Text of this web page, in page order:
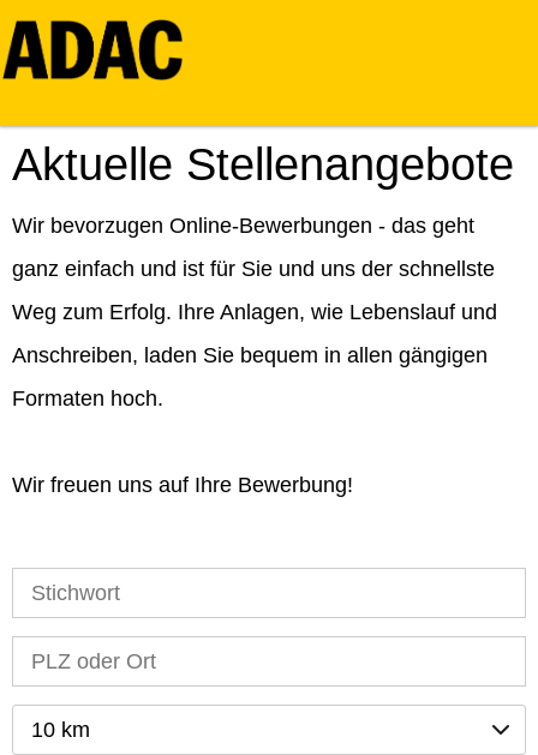
Aktuelle Stellenangebote
Wir bevorzugen Online-Bewerbungen - das geht
ganz einfach und ist für Sie und uns der schnellste
Weg zum Erfolg. Ihre Anlagen, wie Lebenslauf und
Anschreiben, laden Sie bequem in allen gängigen
Formaten hoch.
Wir freuen uns auf Ihre Bewerbung!
10 km